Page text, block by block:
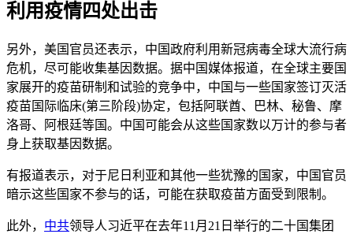
利用疫情四处出击
另外，美国官员还表示，中国政府利用新冠病毒全球大流行病
危机，尽可能收集基因数据。据中国媒体报道，在全球主要国
家展开的疫苗研制和试验的竞争中，中国与一些国家签订灭活
疫苗国际临床(第三阶段)协定，包括阿联酋、巴林、秘鲁、摩
洛哥、阿根廷等国。中国可能会从这些国家数以万计的参与者
身上获取基因数据。
有报道表示，对于尼日利亚和其他一些犹豫的国家，中国官员
暗示这些国家不参与的话，可能在获取疫苗方面受到限制。
此外， 中共领导人习近平在去年11月21日举行的二十国集团